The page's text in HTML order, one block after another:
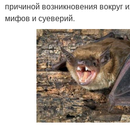
причиной возникновения вокруг
мифов и суеверий.